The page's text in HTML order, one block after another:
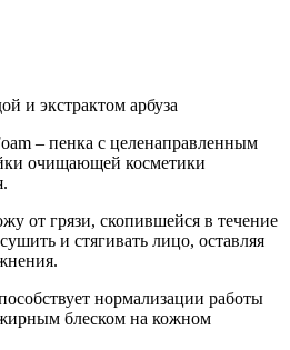
и экстрактом арбуза
– пенка с целенаправленным
очищающей косметики
от грязи, скопившейся в течение
и стягивать лицо, оставляя
нормализации работы
блеском на кожном